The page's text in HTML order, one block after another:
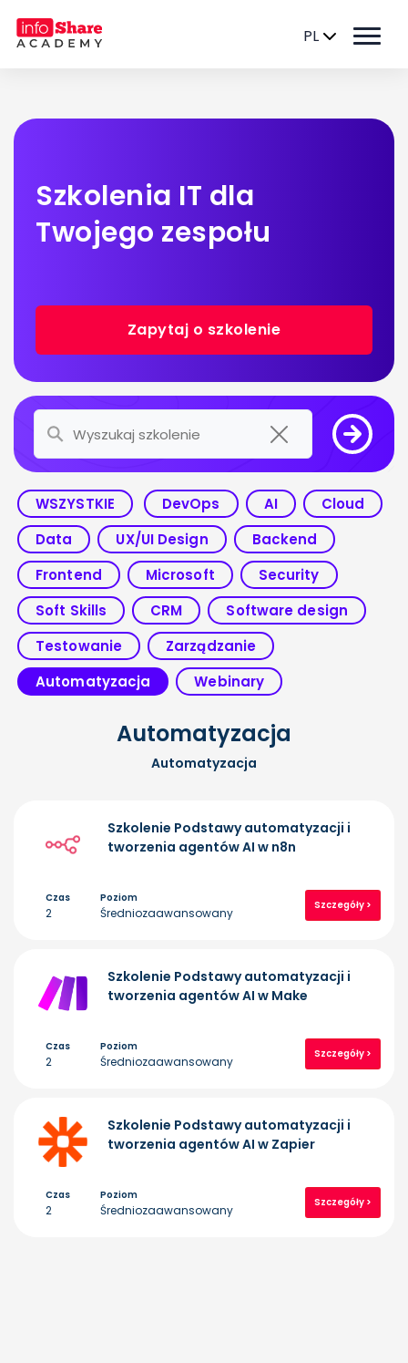
PL
Szkolenia IT dla
Twojego zespołu
Zapytaj o szkolenie
WSZYSTKIE DevOps AI
Cloud
Data
UX/UI Design
Backend
Frontend
Microsoft
Security
Soft Skills
CRM
Software design
Testowanie
Zarządzanie
Automatyzacja
Webinary
Automatyzacja
Automatyzacja
Szkolenie Podstawy automatyzacji i
tworzenia agentów AI w n8n
Czas
2
Poziom
Średniozaawansowany
Szczegóły >
Szkolenie Podstawy automatyzacji i
tworzenia agentów AI w Make
Czas
2
Poziom
Średniozaawansowany
Szczegóły >
Szkolenie Podstawy automatyzacji i
tworzenia agentów AI w Zapier
Czas
2
Poziom
Średniozaawansowany
Szczegóły >